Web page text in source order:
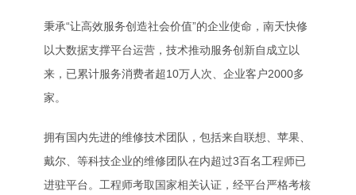
秉承“让高效服务创造社会价值”的企业使命，南天快修
以大数据支撑平台运营，技术推动服务创新自成立以
来，已累计服务消费者超10万人次、企业客户2000多
家。
拥有国内先进的维修技术团队，包括来自联想、苹果、
戴尔、等科技企业的维修团队在内超过3百名工程师已
进驻平台。工程师考取国家相关认证，经平台严格考核